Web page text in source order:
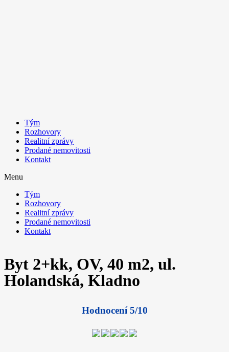
Tým
Rozhovory
Realitní zprávy
Prodané nemovitosti
Kontakt
Menu
Tým
Rozhovory
Realitní zprávy
Prodané nemovitosti
Kontakt
Byt 2+kk, OV, 40 m2, ul.
Holandská, Kladno
Hodnocení 5/10